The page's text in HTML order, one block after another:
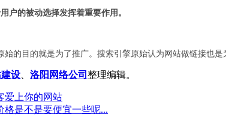
户的被动选择发挥着重要作用。
的目的就是为了推广。搜索引擎原始认为网站做链接也
设 洛阳网络公司 整理编辑。
爱上你的网站
格是不是要便宜一些呢...